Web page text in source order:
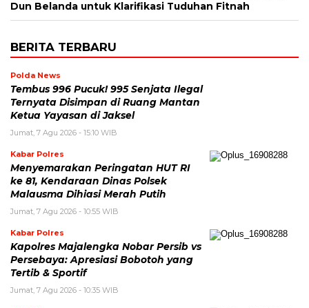
Dun Belanda untuk Klarifikasi Tuduhan Fitnah
BERITA TERBARU
Polda News
Tembus 996 Pucuk! 995 Senjata Ilegal
Ternyata Disimpan di Ruang Mantan
Ketua Yayasan di Jaksel
Jumat, 7 Agu 2026 - 15:10 WIB
Kabar Polres
Menyemarakan Peringatan HUT RI
ke 81, Kendaraan Dinas Polsek
Malausma Dihiasi Merah Putih
Jumat, 7 Agu 2026 - 10:55 WIB
Kabar Polres
Kapolres Majalengka Nobar Persib vs
Persebaya: Apresiasi Bobotoh yang
Tertib & Sportif
Jumat, 7 Agu 2026 - 10:35 WIB